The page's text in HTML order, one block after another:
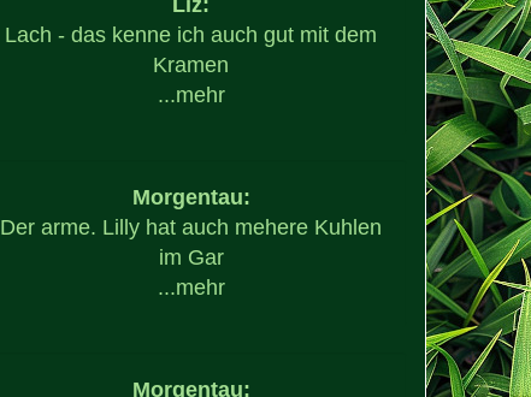
Lach - das kenne ich auch gut mit dem
Kramen
...mehr
Morgentau:
Der arme. Lilly hat auch mehere Kuhlen
im Gar
...mehr
Morgentau: